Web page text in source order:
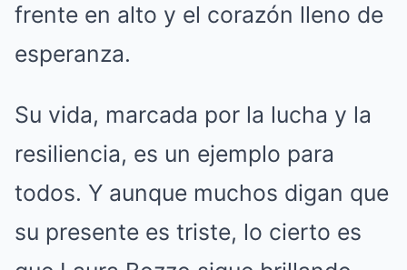
frente en alto y el corazón lleno de
esperanza.
Su vida, marcada por la lucha y la
resiliencia, es un ejemplo para
todos. Y aunque muchos digan que
su presente es triste, lo cierto es